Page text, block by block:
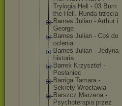
Trylogia Hell - 03 Burn
the Hell. Runda trzecia
Barnes Julian - Arthur i
George
Barnes Julian - Coś do
oclenia
Barnes Julian - Jedyna
historia
Barrek Krzysztof -
Posłaniec
Barriga Tamara -
Sekrety Wrocławia
Barszcz Marzena -
Psychoterapia przez